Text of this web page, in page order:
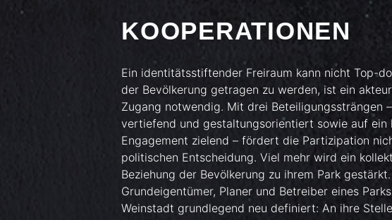
KOOPERATIONEN
Ein identitätsstiftender Freiraum kann nicht Top-
der Bevölkerung getragen zu werden, ist ein
Zugang notwendig. Mit drei Beteiligungssträngen
vertiefend und gestaltungsorientiert sowie auf
Engagement zielend – fördert die Partizipation
politischen Entscheidung. Viel mehr wird ein
Beziehung der Bevölkerung zu ihrem Park
Grundeigentümer, Planer und Betreiber eines
Weinstadt grundlegend neu definiert: An ihre